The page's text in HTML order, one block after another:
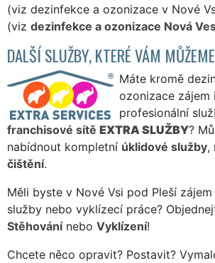
(viz dezinfekce a ozonizace v Nové
(viz dezinfekce a ozonizace Nová
DALŠÍ SLUŽBY, KTERÉ VÁM
Máte kromě
ozonizace zájem
profesionální
franchisové sítě EXTRA SLUŽBY?
nabídnout kompletní úklidové služby,
čištění.
Měli byste v Nové Vsi pod Pleší
služby nebo vyklízecí práce?
Stěhovánínebo Vyklízení!
Chcete něco opravit? Postavit?